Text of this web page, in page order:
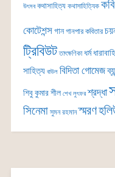
উৎসব কথাসাহিত্য কথাসাহিত্যিক কবি
কোটেশন্সগান গানপার কবিতার
ট্রিবিউট তাৎক্ষণিকা ধর্ম
সাহিত্য বাউল বিদিতা গোমেজ
শিবু কুমার শীল শেখ লুৎফর শ্রদ্ধা
সিনেমা সুমন রহমান স্মরণ